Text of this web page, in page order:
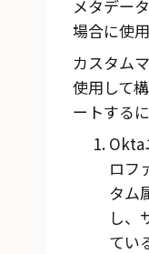
メタデー
場合に使
カスタム
使用して
ートする
Okta
ロフ
タム
し、
てい